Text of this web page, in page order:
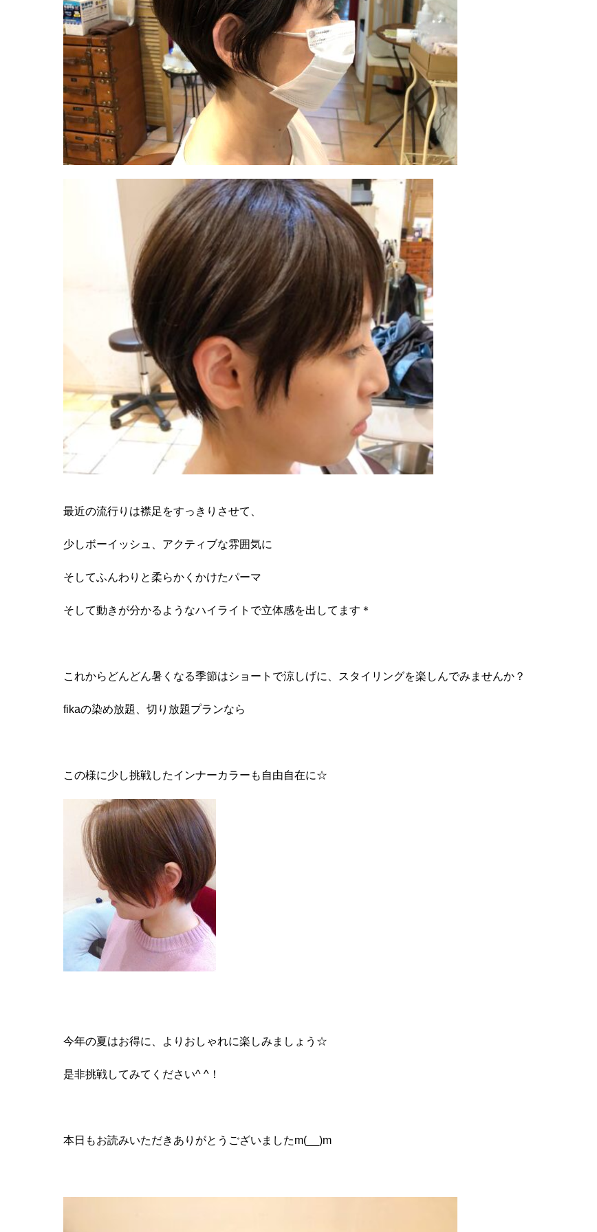
最近の流行りは襟足をすっきりさせて、
少しボーイッシュ、アクティブな雰囲気に
そしてふんわりと柔らかくかけたパーマ
そして動きが分かるようなハイライトで立体感を出してます＊
これからどんどん暑くなる季節はショートで涼しげに、スタイリングを楽しんでみませんか？
fikaの染め放題、切り放題プランなら
この様に少し挑戦したインナーカラーも自由自在に☆
今年の夏はお得に、よりおしゃれに楽しみましょう☆
是非挑戦してみてください^ ^！
本日もお読みいただきありがとうございましたm(__)m